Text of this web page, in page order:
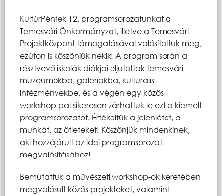
KultúrPéntek 12. programsorozatunkat a
Temesvári Önkormányzat, illetve a Temesvári
Projektközpont támogatásával valósítottuk meg,
ezúton is köszönjük nekik! A program során a
résztvevő iskolák diákjai eljutottak temesvári
múzeumokba, galériákba, kulturális
intézményekbe, és a végén egy közös
workshop-pal sikeresen zárhattuk le ezt a kiemelt
programsorozatot. Értékeltük a jelenlétet, a
munkát, az ötleteket! Köszönjük mindenkinek,
aki hozzájárult az idei programsorozat
megvalósításához!
Bemutattuk a művészeti workshop-ok keretében
megvalósult közös projekteket, valamint